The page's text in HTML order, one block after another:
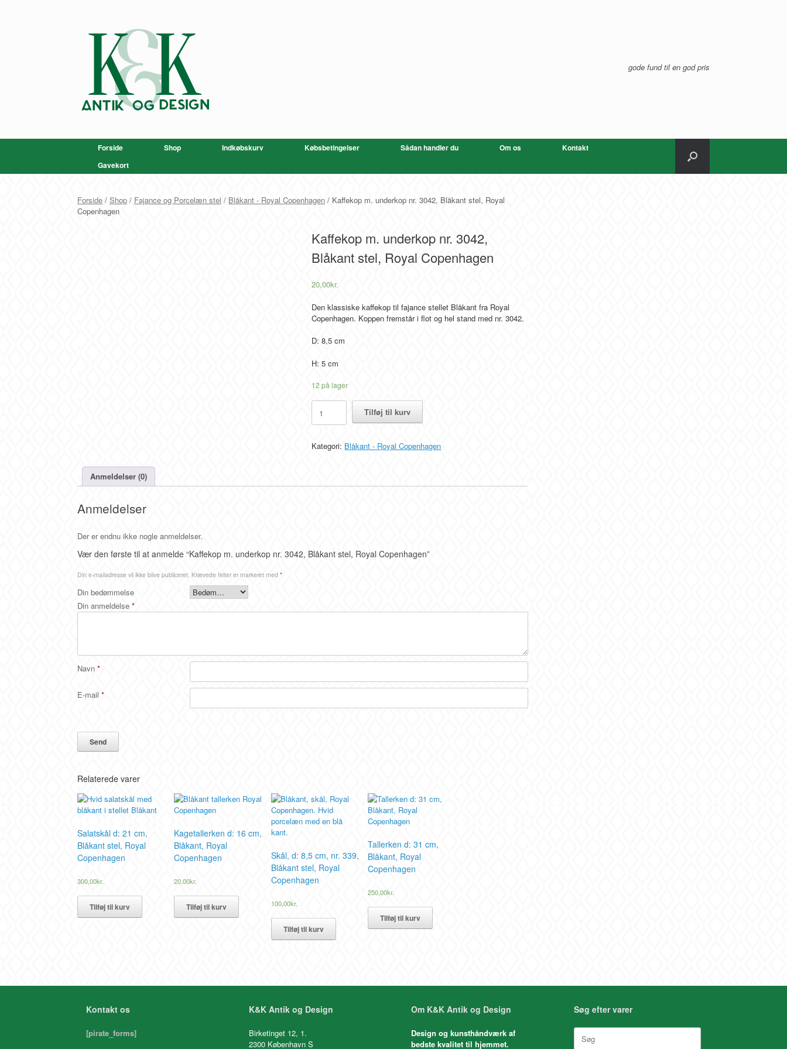
gode fund til en god pris
Forside Shop Indkøbskurv Købsbetingelser Sådan handler du Om os
Kontakt
Gavekort
Forside / Shop / Fajance og Porcelæn stel / Blåkant - Royal Copenhagen / Kaffekop m. underkop nr. 3042, Blåkant stel, Royal
Copenhagen
Kaffekop m. underkop nr. 3042,
Blåkant stel, Royal Copenhagen
20,00kr.
Den klassiske kaffekop til fajance stellet Blåkant fra Royal
Copenhagen. Koppen fremstår i flot og hel stand med nr. 3042.
D: 8,5 cm
H: 5 cm
12 på lager
Kaffekop
m.
underkop
3042,
Royal
Tilføj til kurv
Kategori: Blåkant - Royal Copenhagen
Anmeldelser (0)
Anmeldelser
Der er endnu ikke nogle anmeldelser.
Vær den første til at anmelde “Kaffekop m. underkop nr. 3042, Blåkant stel, Royal Copenhagen”
Din e-mailadresse vil ikke blive publiceret. Krævede felter er markeret med *
Din bedømmelse
Din anmeldelse *
Navn *
E-mail *
Relaterede varer
Salatskål d: 21 cm,
Blåkant stel, Royal
Copenhagen
300,00kr.
Tilføj til kurv
Kagetallerken d: 16 cm,
Blåkant, Royal
Copenhagen
20,00kr.
Tilføj til kurv
Skål, d: 8,5 cm, nr. 339,
Blåkant stel, Royal
Copenhagen
100,00kr.
Tilføj til kurv
Tallerken d: 31 cm,
Blåkant, Royal
Copenhagen
250,00kr.
Tilføj til kurv
Kontakt os
[pirate_forms]
K&K Antik og Design
Birketinget 12, 1.
2300 København S
Om K&K Antik og Design
Design og kunsthåndværk af
bedste kvalitet til hjemmet.
Søg efter varer
efter: